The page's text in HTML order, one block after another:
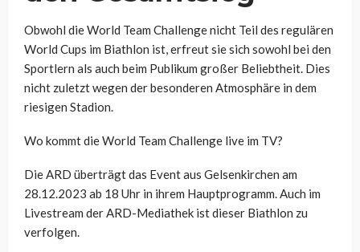
Obwohl die World Team Challenge nicht Teil des regulären
World Cups im Biathlon ist, erfreut sie sich sowohl bei den
Sportlern als auch beim Publikum großer Beliebtheit. Dies
nicht zuletzt wegen der besonderen Atmosphäre in dem
riesigen Stadion.
Wo kommt die World Team Challenge live im TV?
Die ARD überträgt das Event aus Gelsenkirchen am
28.12.2023 ab 18 Uhr in ihrem Hauptprogramm. Auch im
Livestream der ARD-Mediathek ist dieser Biathlon zu
verfolgen.